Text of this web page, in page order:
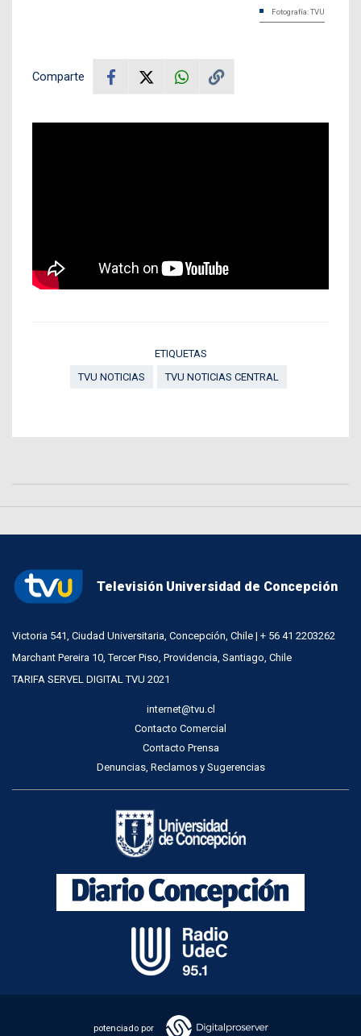
Fotografía: TVU
Comparte
ETIQUETAS
TVU NOTICIAS
TVU NOTICIAS CENTRAL
Televisión Universidad de Concepción
Victoria 541, Ciudad Universitaria, Concepción, Chile | + 56 41 2203262
Marchant Pereira 10, Tercer Piso, Providencia, Santiago, Chile
TARIFA SERVEL DIGITAL TVU 2021
internet@tvu.cl
Contacto Comercial
Contacto Prensa
Denuncias, Reclamos y Sugerencias
potenciado por